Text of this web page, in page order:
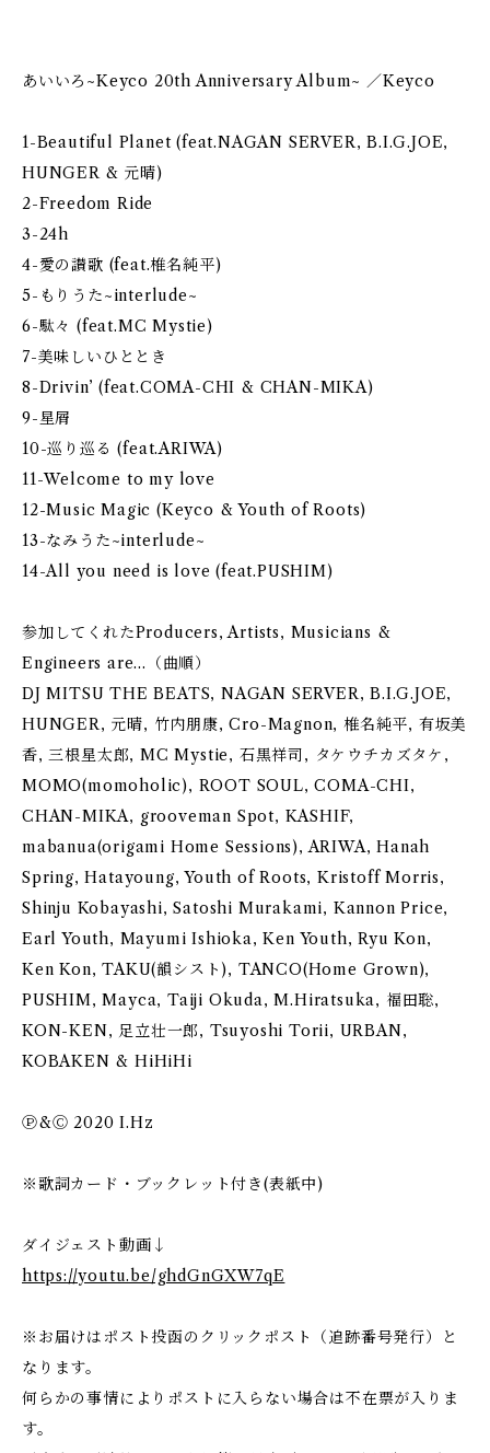
あいいろ~Keyco 20th Anniversary Album~ ／Keyco
1-Beautiful Planet (feat.NAGAN SERVER, B.I.G.JOE,
HUNGER & 元晴)
2-Freedom Ride
3-24h
4-愛の讃歌 (feat.椎名純平)
5-もりうた~interlude~
6-駄々 (feat.MC Mystie)
7-美味しいひととき
8-Drivin’ (feat.COMA-CHI & CHAN-MIKA)
9-星屑
10-巡り巡る (feat.ARIWA)
11-Welcome to my love
12-Music Magic (Keyco & Youth of Roots)
13-なみうた~interlude~
14-All you need is love (feat.PUSHIM)
参加してくれたProducers, Artists, Musicians &
Engineers are...（曲順）
DJ MITSU THE BEATS, NAGAN SERVER, B.I.G.JOE,
HUNGER, 元晴, 竹内朋康, Cro-Magnon, 椎名純平, 有坂美
香, 三根星太郎, MC Mystie, 石黒祥司, タケウチカズタケ,
MOMO(momoholic), ROOT SOUL, COMA-CHI,
CHAN-MIKA, grooveman Spot, KASHIF,
mabanua(origami Home Sessions), ARIWA, Hanah
Spring, Hatayoung, Youth of Roots, Kristoff Morris,
Shinju Kobayashi, Satoshi Murakami, Kannon Price,
Earl Youth, Mayumi Ishioka, Ken Youth, Ryu Kon,
Ken Kon, TAKU(韻シスト), TANCO(Home Grown),
PUSHIM, Mayca, Taiji Okuda, M.Hiratsuka, 福田聡,
KON-KEN, 足立壮一郎, Tsuyoshi Torii, URBAN,
KOBAKEN & HiHiHi
Ⓟ&Ⓒ 2020 I.Hz
※歌詞カード・ブックレット付き(表紙中)
ダイジェスト動画↓
https://youtu.be/ghdGnGXW7qE
※お届けはポスト投函のクリックポスト（追跡番号発行）と
なります。
何らかの事情によりポストに入らない場合は不在票が入りま
す。